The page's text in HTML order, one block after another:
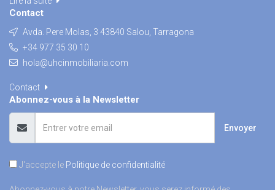
Contact
Avda. Pere Molas, 3 43840 Salou, Tarragona
+34 977 35 30 10
hola@uhcinmobiliaria.com
Contact
Abonnez-vous à la Newsletter
Envoyer
J'accepte le Politique de confidentialité